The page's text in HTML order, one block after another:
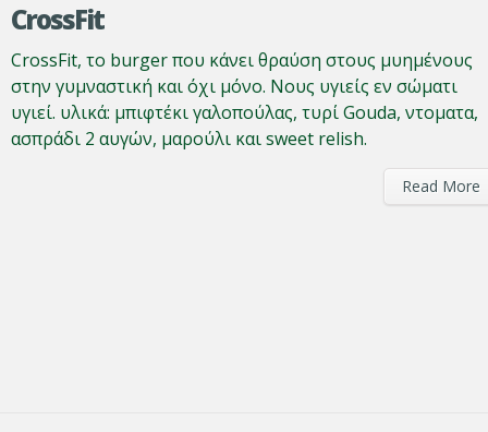
CrossFit
CrossFit, το burger που κάνει θραύση στους μυημένους
στην γυμναστική και όχι μόνο. Νους υγιείς εν σώματι
υγιεί. υλικά: μπιφτέκι γαλοπούλας, τυρί Gouda, ντοματα,
ασπράδι 2 αυγών, μαρούλι και sweet relish.
Read More